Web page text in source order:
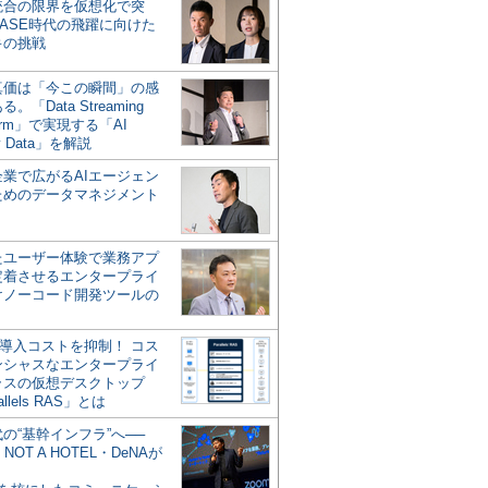
合の限界を仮想化で突
時代の飛躍に向けた
の挑戦
は「今この瞬間」の感
。「Data Streaming
」で実現する「AI
Data」を解説
で広がるAIエージェン
のデータマネジメント
ユーザー体験で業務アプ
させるエンタープライ
ノーコード開発ツールの
入コストを抑制！ コス
ャスなエンタープライ
スの仮想デスクトップ
RAS」とは
“基幹インフラ”へ──
NOT A HOTEL・DeNAが